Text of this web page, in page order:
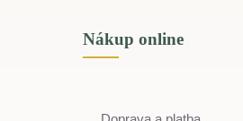
Nákup online